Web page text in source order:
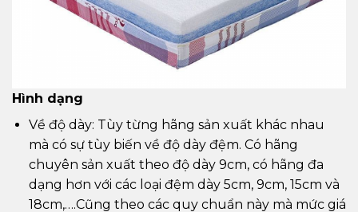
Hình dạng
Về độ dày: Tùy từng hãng sản xuất khác nhau
mà có sự tùy biến về độ dày đệm. Có hãng
chuyên sản xuất theo độ dày 9cm, có hãng đa
dạng hơn với các loại đệm dày 5cm, 9cm, 15cm và
18cm,….Cũng theo các quy chuẩn này mà mức giá